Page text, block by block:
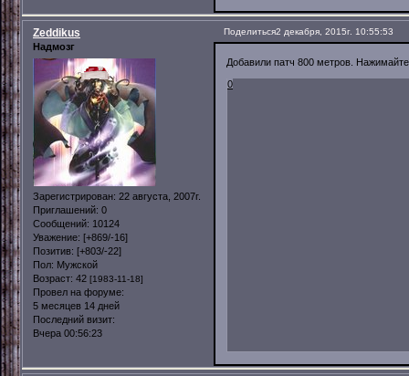
Поделиться2 декабря, 2015г. 10:55:53
Zeddikus
Надмозг
Зарегистрирован: 22 августа, 2007г.
Приглашений: 0
Сообщений: 10124
Уважение: [+869/-16]
Позитив: [+803/-22]
Пол: Мужской
Возраст: 42 [1983-11-18]
Провел на форуме:
5 месяцев 14 дней
Последний визит:
Вчера 00:56:23
Добавили патч 800 метров.
0